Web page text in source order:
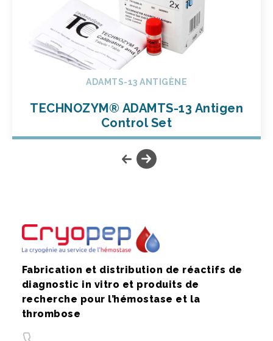
ADAMTS-13 ANTIGÈNE
TECHNOZYM® ADAMTS-13 Antigen
Control Set
Fabrication et distribution de réactifs de
diagnostic in vitro et produits de
recherche pour l’hémostase et la
thrombose